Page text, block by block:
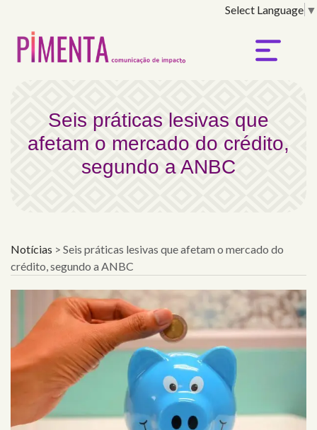
Select Language ▼
Seis práticas lesivas que
afetam o mercado do crédito,
segundo a ANBC
Notícias > Seis práticas lesivas que afetam o mercado do
crédito, segundo a ANBC